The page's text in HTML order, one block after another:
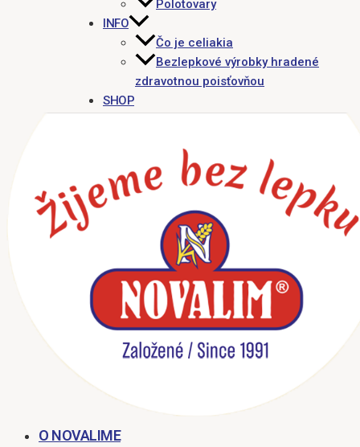
Polotovary
INFO
Čo je celiakia
Bezlepkové výrobky hradené
zdravotnou poisťovňou
SHOP
O NOVALIME